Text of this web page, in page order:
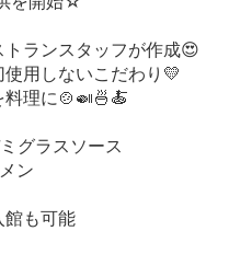
ランスタッフが作成😍
用しないこだわり💛
理に🍲🍛🍜🍝
グラスソース
ン
館も可能